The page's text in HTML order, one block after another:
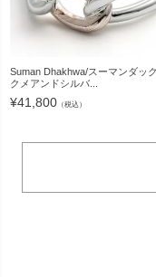
Suman Dhakhwa/スーマンダッ
クメアンドシルバ...
¥41,800 （税込）